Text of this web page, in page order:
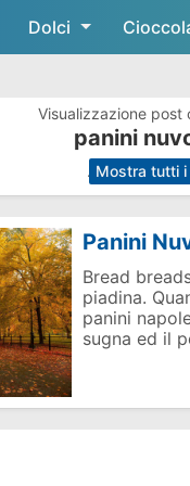
Dolci
Visualizzazione post
panini
. Mostra tutti
Panini
Bread
piadina.
panini
sugna ed il